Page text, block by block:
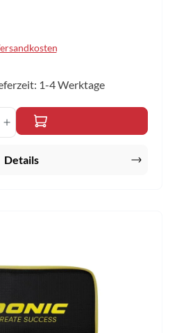
1-4 Werktage
Gib den gewünschten
Details